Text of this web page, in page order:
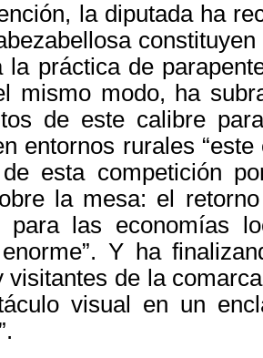
la diputada ha
la práctica de
mismo modo, ha
de este calibre
entornos rurales
esta competición
la mesa: el
para las economías
Y ha
visitantes de la
visual en un